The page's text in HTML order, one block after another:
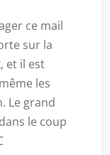
ce mail
sur la
et il est
les
Le grand
le coup